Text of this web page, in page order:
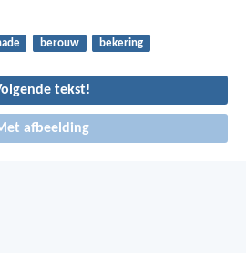
berouw bekering
tekst!
afbeelding